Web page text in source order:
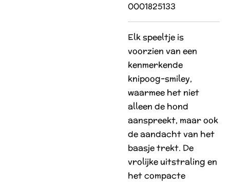
0001825133
Elk speeltje is
voorzien van een
kenmerkende
knipoog-smiley,
waarmee het niet
alleen de hond
aanspreekt, maar ook
de aandacht van het
baasje trekt. De
vrolijke uitstraling en
het compacte